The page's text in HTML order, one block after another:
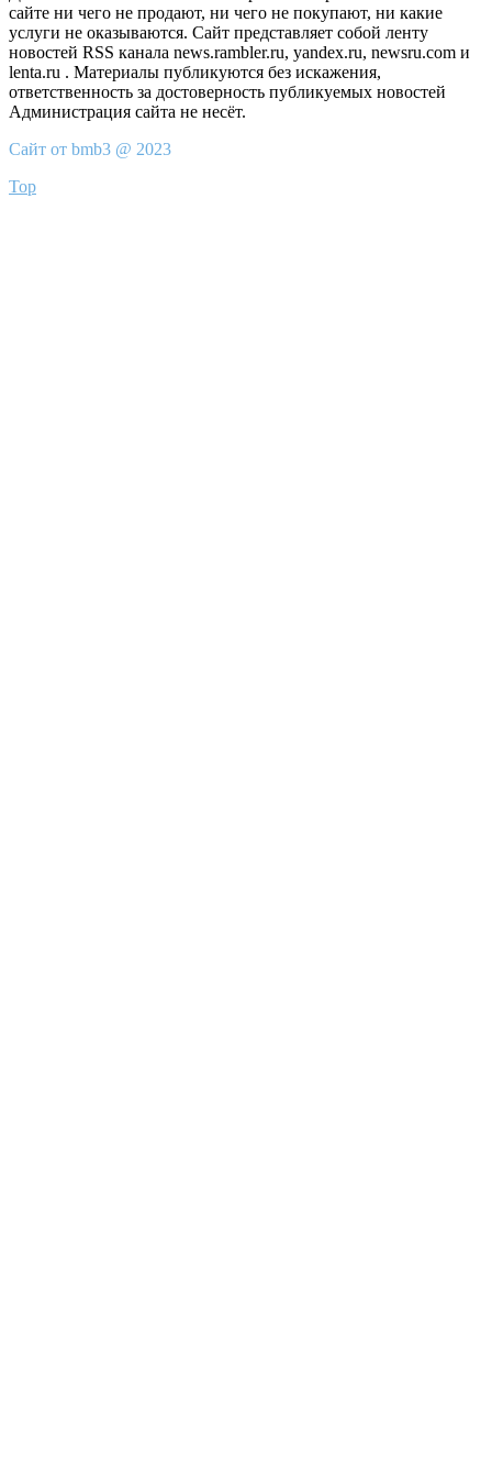
сайте ни чего не продают, ни чего не покупают, ни какие
услуги не оказываются. Сайт представляет собой ленту
новостей RSS канала news.rambler.ru, yandex.ru, newsru.com и
lenta.ru . Материалы публикуются без искажения,
ответственность за достоверность публикуемых новостей
Администрация сайта не несёт.
Сайт от bmb3 @ 2023
Top